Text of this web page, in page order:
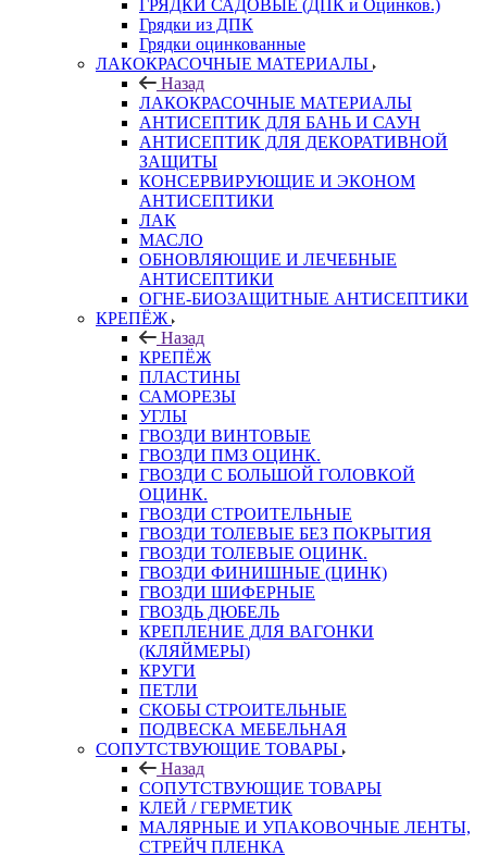
ГРЯДКИ САДОВЫЕ (ДПК и Оцинков.)
Грядки из ДПК
Грядки оцинкованные
ЛАКОКРАСОЧНЫЕ МАТЕРИАЛЫ
Назад
ЛАКОКРАСОЧНЫЕ МАТЕРИАЛЫ
АНТИСЕПТИК ДЛЯ БАНЬ И САУН
АНТИСЕПТИК ДЛЯ ДЕКОРАТИВНОЙ
ЗАЩИТЫ
КОНСЕРВИРУЮЩИЕ И ЭКОНОМ
АНТИСЕПТИКИ
ЛАК
МАСЛО
ОБНОВЛЯЮЩИЕ И ЛЕЧЕБНЫЕ
АНТИСЕПТИКИ
ОГНЕ-БИОЗАЩИТНЫЕ АНТИСЕПТИКИ
КРЕПЁЖ
Назад
КРЕПЁЖ
ПЛАСТИНЫ
САМОРЕЗЫ
УГЛЫ
ГВОЗДИ ВИНТОВЫЕ
ГВОЗДИ ПМЗ ОЦИНК.
ГВОЗДИ С БОЛЬШОЙ ГОЛОВКОЙ
ОЦИНК.
ГВОЗДИ СТРОИТЕЛЬНЫЕ
ГВОЗДИ ТОЛЕВЫЕ БЕЗ ПОКРЫТИЯ
ГВОЗДИ ТОЛЕВЫЕ ОЦИНК.
ГВОЗДИ ФИНИШНЫЕ (ЦИНК)
ГВОЗДИ ШИФЕРНЫЕ
ГВОЗДЬ ДЮБЕЛЬ
КРЕПЛЕНИЕ ДЛЯ ВАГОНКИ
(КЛЯЙМЕРЫ)
КРУГИ
ПЕТЛИ
СКОБЫ СТРОИТЕЛЬНЫЕ
ПОДВЕСКА МЕБЕЛЬНАЯ
СОПУТСТВУЮЩИЕ ТОВАРЫ
Назад
СОПУТСТВУЮЩИЕ ТОВАРЫ
КЛЕЙ / ГЕРМЕТИК
МАЛЯРНЫЕ И УПАКОВОЧНЫЕ ЛЕНТЫ,
СТРЕЙЧ ПЛЕНКА